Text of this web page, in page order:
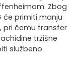
Zbog
će primiti manju
pri čemu transfer
tržišne
službeno